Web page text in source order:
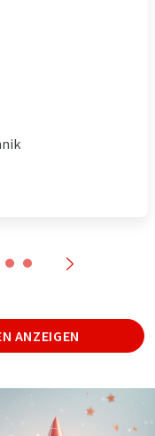
ANZEIGEN